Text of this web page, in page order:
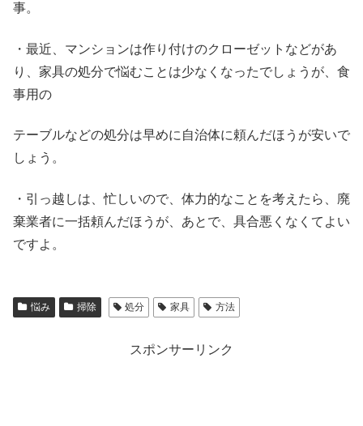
事。
・最近、マンションは作り付けのクローゼットなどがあ
り、家具の処分で悩むことは少なくなったでしょうが、食
事用の
テーブルなどの処分は早めに自治体に頼んだほうが安いで
しょう。
・引っ越しは、忙しいので、体力的なことを考えたら、廃
棄業者に一括頼んだほうが、あとで、具合悪くなくてよい
ですよ。
悩み 掃除 処分 家具 方法
スポンサーリンク